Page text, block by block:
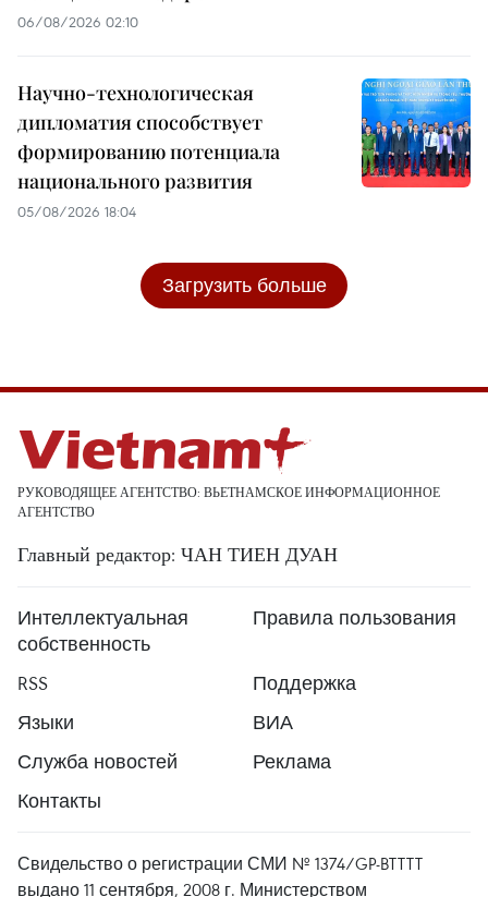
06/08/2026 02:10
Научно-технологическая
дипломатия способствует
формированию потенциала
национального развития
05/08/2026 18:04
Загрузить больше
РУКОВОДЯЩЕЕ АГЕНТСТВО: ВЬЕТНАМСКОЕ ИНФОРМАЦИОННОЕ
АГЕНТСТВО
Главный редактор: ЧАН ТИЕН ДУАН
Интеллектуальная
собственность
Правила пользования
RSS
Поддержка
Языки
ВИА
Служба новостей
Реклама
Контакты
Свидельство о регистрации СМИ № 1374/GP-BTTTT
выдано 11 сентября, 2008 г. Министерством